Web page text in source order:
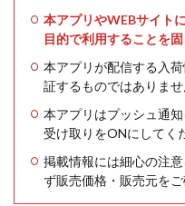
本アプリやWEBサイト
目的で利用することを固
本アプリが配信する入
証するものではありませ
本アプリはプッシュ通
受け取りをONにしてく
掲載情報には細心の注
ず販売価格・販売元をご